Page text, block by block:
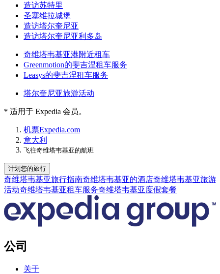
造访苏特里
圣塞维拉城堡
造访塔尔奎尼亚
造访塔尔奎尼亚利多岛
奇维塔韦基亚港附近租车
Greenmotion的斐吉涅租车服务
Leasys的斐吉涅租车服务
塔尔奎尼亚旅游活动
* 适用于 Expedia 会员。
机票Expedia.com
意大利
飞往奇维塔韦基亚的航班
计划您的旅行
奇维塔韦基亚旅行指南奇维塔韦基亚的酒店奇维塔韦基亚旅游
活动奇维塔韦基亚租车服务奇维塔韦基亚度假套餐
公司
关于